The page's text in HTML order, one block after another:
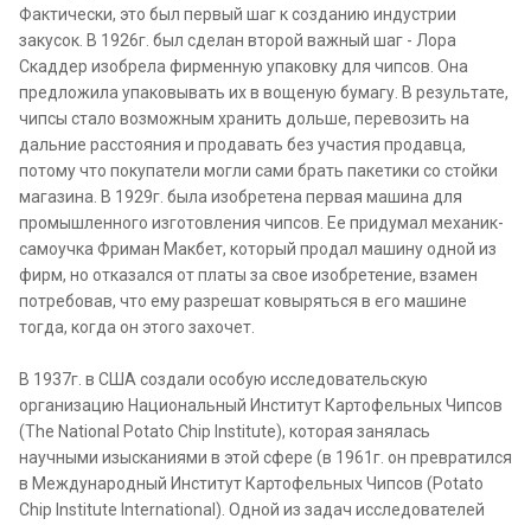
Фактически, это был первый шаг к созданию индустрии
закусок. В 1926г. был сделан второй важный шаг - Лора
Скаддер изобрела фирменную упаковку для чипсов. Она
предложила упаковывать их в вощеную бумагу. В результате,
чипсы стало возможным хранить дольше, перевозить на
дальние расстояния и продавать без участия продавца,
потому что покупатели могли сами брать пакетики со стойки
магазина. В 1929г. была изобретена первая машина для
промышленного изготовления чипсов. Ее придумал механик-
самоучка Фриман Макбет, который продал машину одной из
фирм, но отказался от платы за свое изобретение, взамен
потребовав, что ему разрешат ковыряться в его машине
тогда, когда он этого захочет.
В 1937г. в США создали особую исследовательскую
организацию Национальный Институт Картофельных Чипсов
(The National Potato Chip Institute), которая занялась
научными изысканиями в этой сфере (в 1961г. он превратился
в Международный Институт Картофельных Чипсов (Potato
Chip Institute International). Одной из задач исследователей